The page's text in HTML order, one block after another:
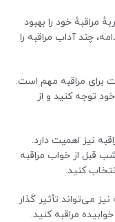
مراقبهٔ خود را بهبود
چند آداب مراقبه را
برای مراقبه مهم است.
توجه کنید و از
نیز اهمیت دارد.
قبل از خواب مراقبه
کنید.
می‌تواند تأثیر گذار
مراقبه کنید.